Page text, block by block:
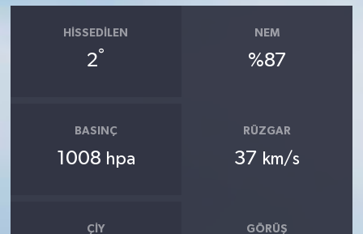
HISSEDILEN
2°
NEM
%87
BASINÇ
1008 hpa
RÜZGAR
37 km/s
ÇIY GÖRÜŞ